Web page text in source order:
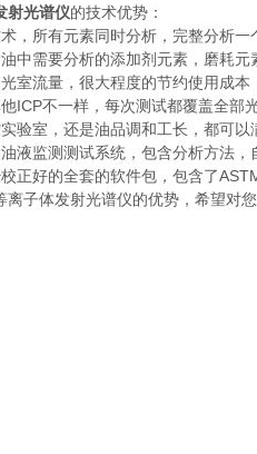
射光谱仪的技术优势：
所有元素同时分析，完整分析一
需要分析的添加剂元素，磨耗元
流量，很大程度的节约使用成本
不一样，每次测试都覆盖全部
室，还是油品调和工长，都可以
监测测试系统，包含分析方法，
好的全套的软件包，包含了
子体发射光谱仪的优势，希望对